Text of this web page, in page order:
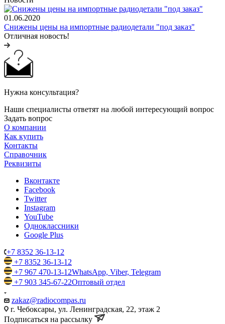
01.06.2020
Снижены цены на импортные радиодетали "под заказ"
Отличная новость!
Нужна консультация?
Наши специалисты ответят на любой интересующий вопрос
Задать вопрос
О компании
Как купить
Контакты
Справочник
Реквизиты
Вконтакте
Facebook
Twitter
Instagram
YouTube
Одноклассники
Google Plus
+7 8352 36-13-12
+7 8352 36-13-12
+7 967 470-13-12WhatsApp, Viber, Telegram
+7 903 345-67-22Оптовый отдел
zakaz@radiocompas.ru
г. Чебоксары, ул. Ленинградская, 22, этаж 2
Подписаться на рассылку